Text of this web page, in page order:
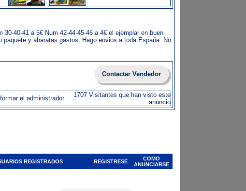
40-41 a 5€ Num 42-44-45-46 a 4€ el ejemplar en buen
y abaratas gastos. Hago envios a toda España. No
Contactar Vendedor
el administrador
1707 Visitantes que han visto este
anuncio
REGISTRADOS REGISTRESE
COMO
ANUNCIARSE